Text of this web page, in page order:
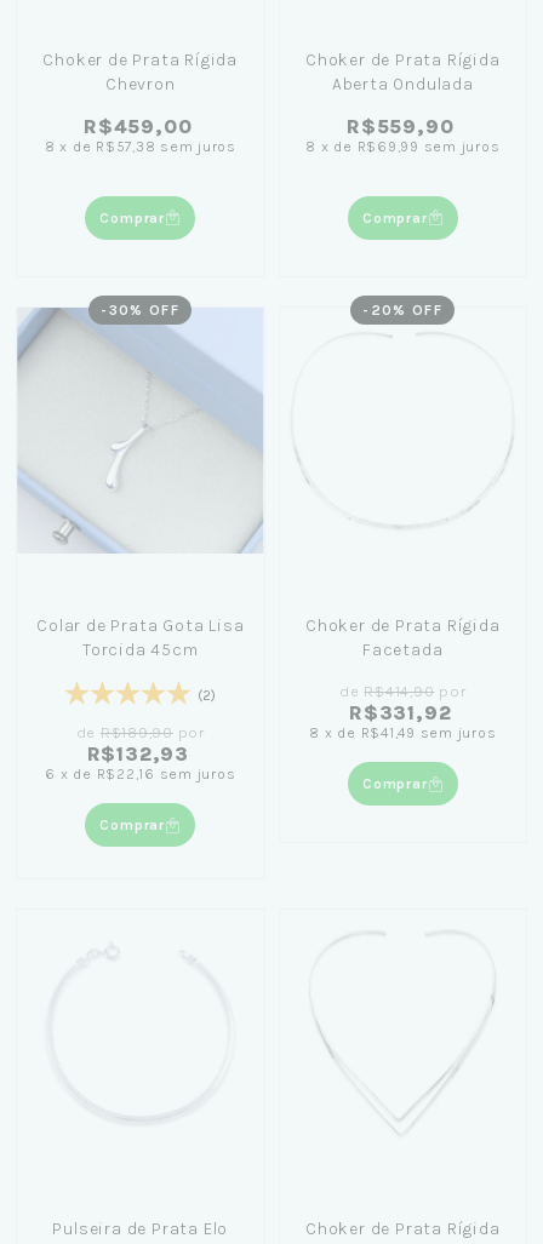
Choker de Prata Rígida
Chevron
R$459,00
8 x de R$57,38 sem juros
Comprar
Choker de Prata Rígida
Aberta Ondulada
R$559,90
8 x de R$69,99 sem juros
Comprar
- 30 % OFF
Colar de Prata Gota Lisa
Torcida 45cm
(2)
de R$189,90por
R$132,93
6 x de R$22,16 sem juros
Comprar
- 20 % OFF
Choker de Prata Rígida
Facetada
deR$414,90 por
R$331,92
8 x de R$41,49 sem juros
Comprar
Pulseira de Prata Elo
Choker de Prata Rígida